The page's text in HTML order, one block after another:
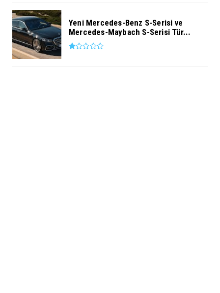
Yeni Mercedes-Benz S-Serisi ve
Mercedes-Maybach S-Serisi Tür...